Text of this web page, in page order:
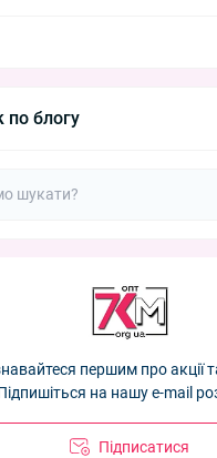
по блогу
першим про акції
на нашу e-mail
Підписатися